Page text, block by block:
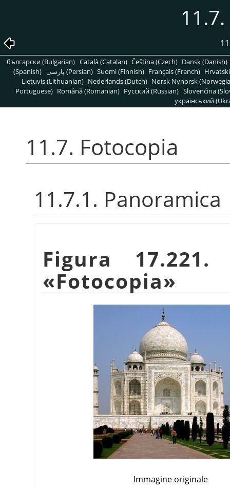
български (Bulgarian) Català (Catalan) Čeština (Czech) Dansk (Danish)
(Spanish)
پارسی (Persian) Suomi (Finnish) Français (French)
Lietuvis (Lithuanian) Nederlands (Dutch) Norsk Nynorsk
Portuguese) Română (Romanian) Pусский (Russian) Slovenčina
український
11.7. Fotocopia
11.7.1. Panoramica
Figura
«Fotocopia»
Immagine originale